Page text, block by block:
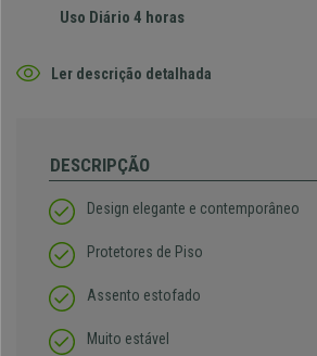
Uso Diário 4 horas
Ler descrição detalhada
DESCRIPÇÃO
Design elegante e contemporâneo
Protetores de Piso
Assento estofado
Muito estável